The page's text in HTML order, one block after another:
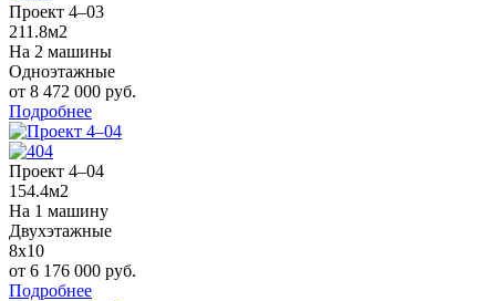
Проект 4–03
211.8м2
На 2 машины
Одноэтажные
от 8 472 000 руб.
Подробнее
Проект 4–04
154.4м2
На 1 машину
Двухэтажные
8x10
от 6 176 000 руб.
Подробнее